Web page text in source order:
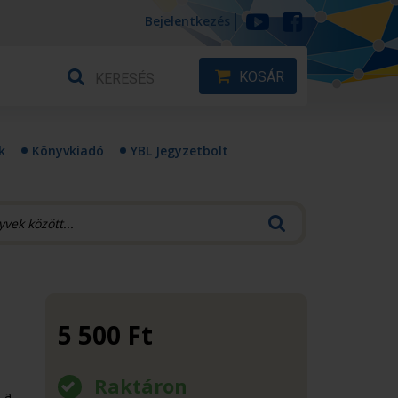
Bejelentkezés
KOSÁR
Könyvkiadó YBL Jegyzetbolt
5 500 Ft
Raktáron